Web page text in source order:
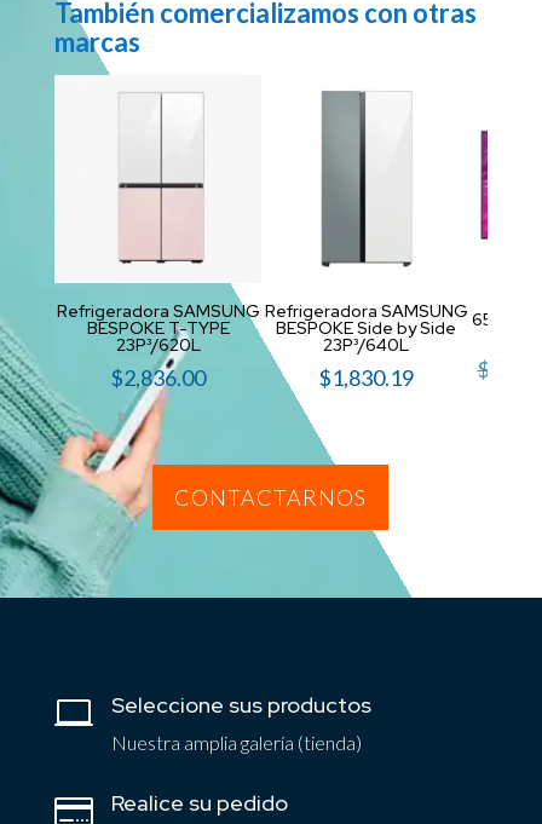
También comercializamos con otras
marcas
Refrigeradora SAMSUNG
BESPOKE T-TYPE
23P³/620L
$2,836.00
Refrigeradora SAMSUNG
BESPOKE Side by Side
23P³/640L
$1,830.19
65″ Neo
$
CONTACTARNOS
 Seleccione sus productos
Nuestra amplia galería (tienda)
 Realice su pedido